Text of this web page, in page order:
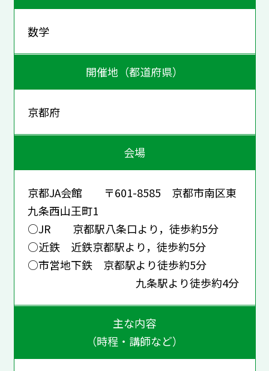
数学
開催地（都道府県）
京都府
会場
京都JA会館 〒601-8585 京都市南区東
九条西山王町1
○JR 京都駅八条口より，徒歩約5分
○近鉄 近鉄京都駅より，徒歩約5分
○市営地下鉄 京都駅より徒歩約5分
九条駅より徒歩約4分
主な内容
（時程・講師など）